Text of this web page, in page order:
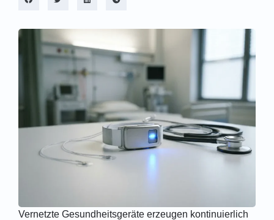
Vernetzte Gesundheitsgeräte erzeugen kontinuierlich